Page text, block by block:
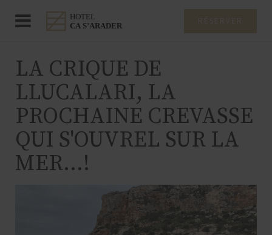
LA CRIQUE DE
LLUCALARI, LA
PROCHAINE CREVASSE
QUI S'OUVREL SUR LA
MER...!